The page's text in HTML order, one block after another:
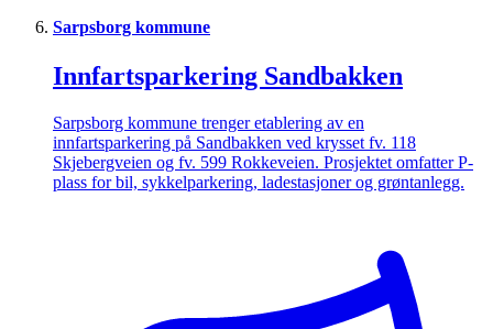
Sarpsborg kommune
Innfartsparkering Sandbakken
Sarpsborg kommune trenger etablering av en
innfartsparkering på Sandbakken ved krysset fv. 118
Skjebergveien og fv. 599 Rokkeveien. Prosjektet omfatter P-
plass for bil, sykkelparkering, ladestasjoner og grøntanlegg.